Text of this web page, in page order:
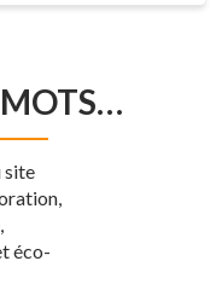
MOTS…